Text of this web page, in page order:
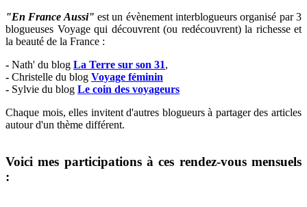
"En France Aussi" est un évènement interblogueurs organisé par 3
blogueuses Voyage qui découvrent (ou redécouvrent) la richesse et
la beauté de la France :
- Nath' du blog La Terre sur son 31,
- Christelle du blog Voyage féminin
- Sylvie du blog Le coin des voyageurs
Chaque mois, elles invitent d'autres blogueurs à partager des articles
autour d'un thème différent.
Voici mes participations à ces rendez-vous mensuels
: